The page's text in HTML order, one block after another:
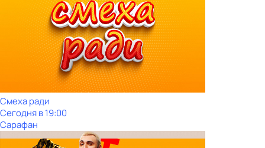
Смеха ради
Сегодня в 19:00
Сарафан